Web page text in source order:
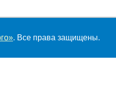
. Все права защищены.